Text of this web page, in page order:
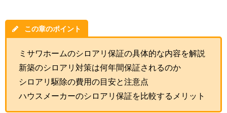
この章のポイント
ミサワホームのシロアリ保証の具体的な内容を解説
新築のシロアリ対策は何年間保証されるのか
シロアリ駆除の費用の目安と注意点
ハウスメーカーのシロアリ保証を比較するメリット